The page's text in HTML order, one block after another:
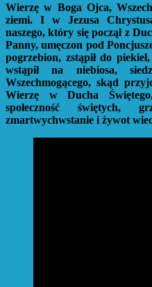
Wierzę w Boga Ojca,
ziemi. I w Jezusa
naszego, który się począł z
Panny, umęczon pod
pogrzebion, zstąpił do
wstąpił na niebiosa,
Wszechmogącego, skąd
Wierzę w Ducha
społeczność świętych,
zmartwychwstanie i żywot